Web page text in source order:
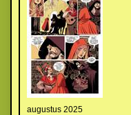
augustus 2025